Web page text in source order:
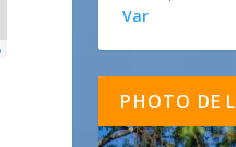
Var
PHOTO DE